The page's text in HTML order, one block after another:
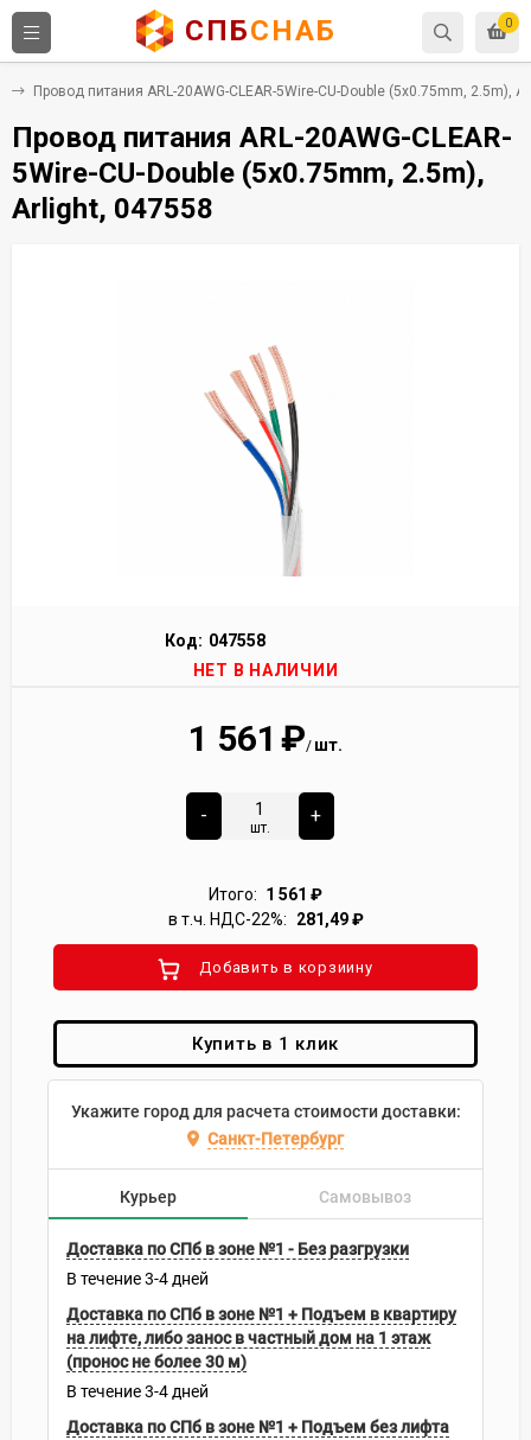
0
СПБСНАБ
Провод питания ARL-20AWG-CLEAR-5Wire-CU-Double (5x0.75mm, 2.5m),
Провод питания ARL-20AWG-CLEAR-
5Wire-CU-Double (5x0.75mm, 2.5m),
Arlight, 047558
Код: 047558
НЕТ В НАЛИЧИИ
1 561 ₽/ шт.
-
шт.
+
Итого: 1 561 ₽
в т.ч. НДС-22%:
281,49₽
Добавить в корзиину
Купить в 1 клик
Укажите город для расчета стоимости доставки:
Санкт-Петербург
Курьер Самовывоз
Доставка по СПб в зоне №1 - Без разгрузки
В течение3-4 дней
Доставка по СПб в зоне №1 + Подъем в квартиру
на лифте, либо занос в частный дом на 1 этаж
(пронос не более 30 м)
В течение3-4 дней
Доставка по СПб в зоне №1 + Подъем без лифта